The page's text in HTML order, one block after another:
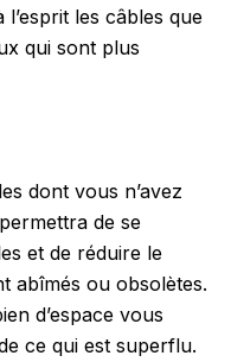
les câbles que
qui sont plus
dont vous n’avez
permettra de se
et de réduire le
abîmés ou obsolètes.
d’espace vous
ce qui est superflu.